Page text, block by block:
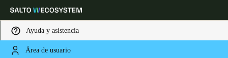
Ayuda y asistencia
Área de usuario
HOME
NOTICIAS